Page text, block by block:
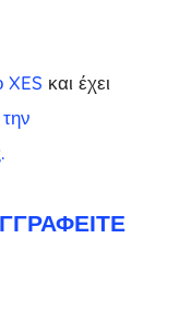
XES και έχει